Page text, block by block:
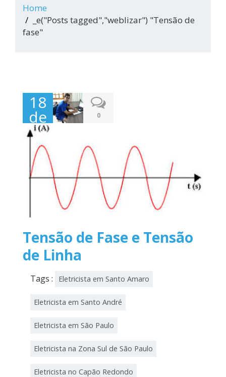
Home
_e("Posts tagged","weblizar") "Tensão de
fase"
18
de
setembro
de
2021
0
Tensão de Fase e Tensão
de Linha
Tags : Eletricista em Santo Amaro
Eletricista em Santo André
Eletricista em São Paulo
Eletricista na Zona Sul de São Paulo
Eletricista no Capão Redondo